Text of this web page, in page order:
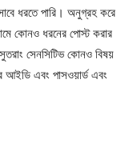
ধরতে পারি। অনুগ্রহ করে
কোনও ধরনের পোস্ট করার
সেনসিটিভ কোনও বিষয়
আইডি এবং পাসওয়ার্ড এবং